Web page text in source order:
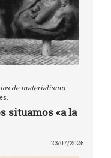
de materialismo
situamos «a la
23/07/2026